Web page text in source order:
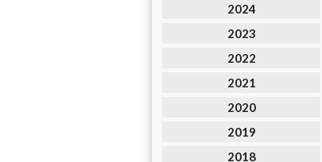
2024
2023
2022
2021
2020
2019
2018